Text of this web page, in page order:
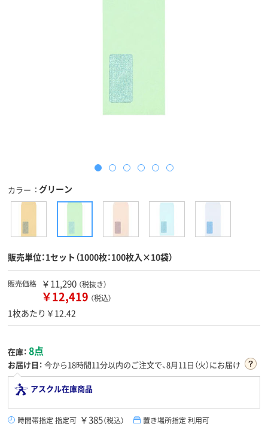
カラー グリーン
販売単位：1セット（1000枚：100枚入×10袋）
販売価格 ￥11,290 （税抜き）
￥12,419 （税込）
1枚あたり￥12.42
在庫： 8点
お届け日： 今から18時間11分以内のご注文で、8月11日（火）にお届け
アスクル在庫商品
時間帯指定 指定可 ￥385（税込） 置き場所指定 利用可